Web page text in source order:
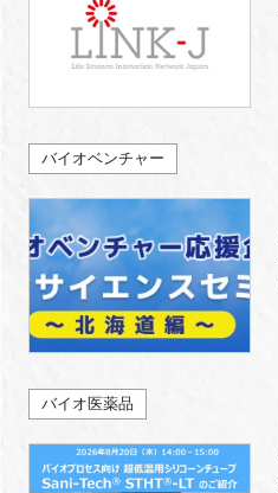
バイオベンチャー
バイオ医薬品